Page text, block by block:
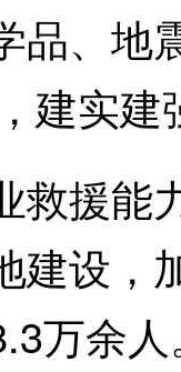
品、地
建实
援能
建设，
万余